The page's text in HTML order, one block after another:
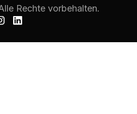
Rechte vorbehalten.